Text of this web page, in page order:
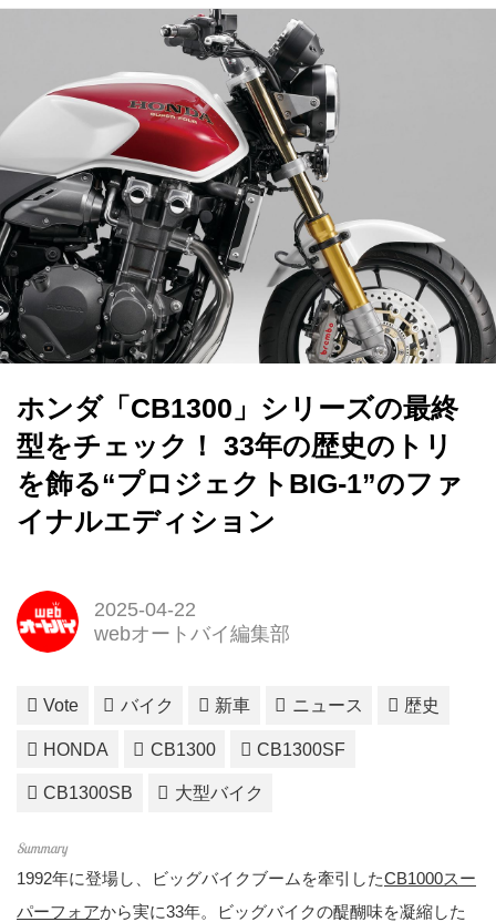
ホンダ「CB1300」シリーズの最終
型をチェック！ 33年の歴史のトリ
を飾る“プロジェクトBIG-1”のファ
イナルエディション
2025-04-22
webオートバイ編集部
Vote バイク 新車 ニュース 歴史
HONDA CB1300 CB1300SF
CB1300SB 大型バイク
1992年に登場し、ビッグバイクブームを牽引したCB1000スー
パーフォアから実に33年。ビッグバイクの醍醐味を凝縮した